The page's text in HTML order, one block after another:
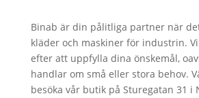
Binab är din pålitliga partner när
kläder och maskiner för industrin.
efter att uppfylla dina önskemål,
handlar om små eller stora behov.
besöka vår butik på Sturegatan 31 i